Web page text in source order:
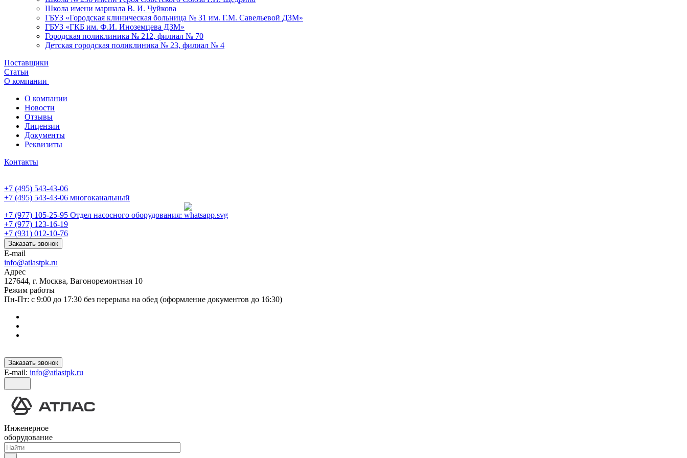
Школа имени маршала В. И. Чуйкова
ГБУЗ «Городская клиническая больница № 31 им. Г.М. Савельевой ДЗМ»
ГБУЗ «ГКБ им. Ф.И. Иноземцева ДЗМ»
Городская поликлиника № 212, филиал № 70
Детская городская поликлиника № 23, филиал № 4
Поставщики
Статьи
О компании
О компании
Новости
Отзывы
Лицензии
Документы
Реквизиты
Контакты
+7 (495) 543-43-06
+7 (495) 543-43-06 многоканальный
+7 (977) 105-25-95 Отдел насосного оборудования:
+7 (977) 123-16-19
+7 (931) 012-10-76
Заказать звонок
E-mail
info@atlastpk.ru
Адрес
127644, г. Москва, Вагоноремонтная 10
Режим работы
Пн-Пт: с 9:00 до 17:30 без перерыва на обед (оформление документов до 16:30)
Заказать звонок
E-mail: info@atlastpk.ru
Инженерное
оборудование